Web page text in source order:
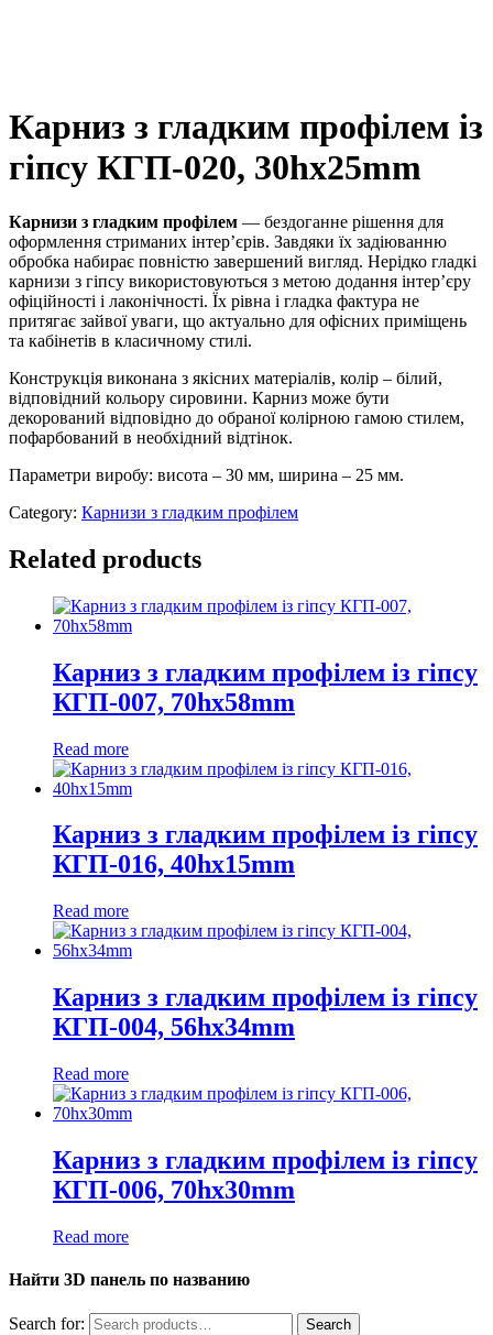
Карниз з гладким профілем із
гіпсу КГП-020, 30hx25mm
Карнизи з гладким профілем — бездоганне рішення для
оформлення стриманих інтер’єрів. Завдяки їх задіюванню
обробка набирає повністю завершений вигляд. Нерідко гладкі
карнизи з гіпсу використовуються з метою додання інтер’єру
офіційності і лаконічності. Їх рівна і гладка фактура не
притягає зайвої уваги, що актуально для офісних приміщень
та кабінетів в класичному стилі.
Конструкція виконана з якісних матеріалів, колір – білий,
відповідний кольору сировини. Карниз може бути
декорований відповідно до обраної колірною гамою стилем,
пофарбований в необхідний відтінок.
Параметри виробу: висота – 30 мм, ширина – 25 мм.
Category: Карнизи з гладким профілем
Related products
Карниз з гладким профілем із гіпсу
КГП-007, 70hx58mm
Read more
Карниз з гладким профілем із гіпсу
КГП-016, 40hx15mm
Read more
Карниз з гладким профілем із гіпсу
КГП-004, 56hx34mm
Read more
Карниз з гладким профілем із гіпсу
КГП-006, 70hx30mm
Read more
Найти 3D панель по названию
Search for: Search